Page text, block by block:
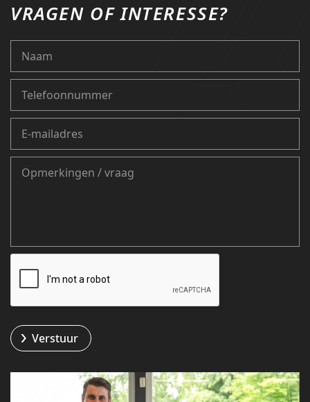
VRAGEN OF INTERESSE?
Verstuur